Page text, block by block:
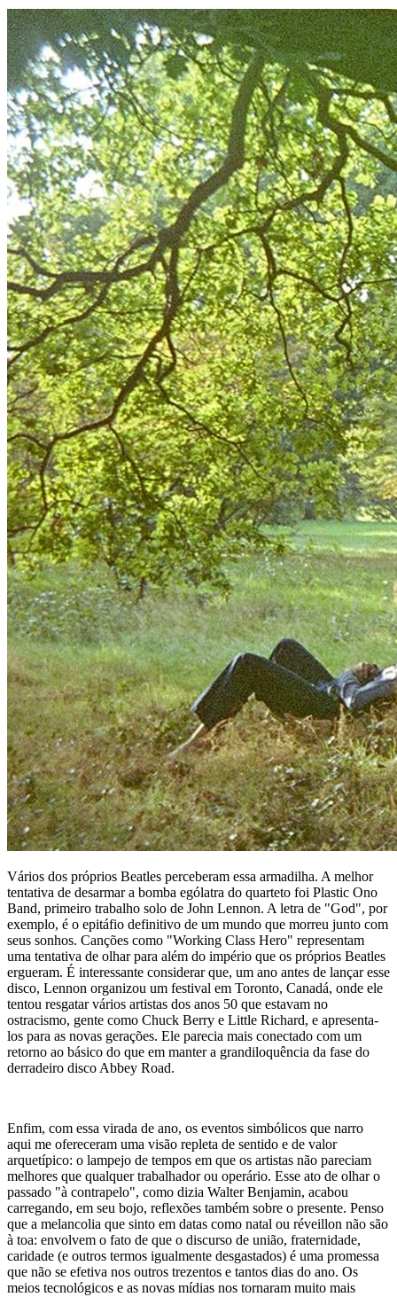
Vários dos próprios Beatles perceberam essa armadilha. A melhor
tentativa de desarmar a bomba ególatra do quarteto foi Plastic Ono
Band, primeiro trabalho solo de John Lennon. A letra de "God", por
exemplo, é o epitáfio definitivo de um mundo que morreu junto com
seus sonhos. Canções como "Working Class Hero" representam
uma tentativa de olhar para além do império que os próprios Beatles
ergueram. É interessante considerar que, um ano antes de lançar esse
disco, Lennon organizou um festival em Toronto, Canadá, onde ele
tentou resgatar vários artistas dos anos 50 que estavam no
ostracismo, gente como Chuck Berry e Little Richard, e apresenta-
los para as novas gerações. Ele parecia mais conectado com um
retorno ao básico do que em manter a grandiloquência da fase do
derradeiro disco Abbey Road.
Enfim, com essa virada de ano, os eventos simbólicos que narro
aqui me ofereceram uma visão repleta de sentido e de valor
arquetípico: o lampejo de tempos em que os artistas não pareciam
melhores que qualquer trabalhador ou operário. Esse ato de olhar o
passado "à contrapelo", como dizia Walter Benjamin, acabou
carregando, em seu bojo, reflexões também sobre o presente. Penso
que a melancolia que sinto em datas como natal ou réveillon não são
à toa: envolvem o fato de que o discurso de união, fraternidade,
caridade (e outros termos igualmente desgastados) é uma promessa
que não se efetiva nos outros trezentos e tantos dias do ano. Os
meios tecnológicos e as novas mídias nos tornaram muito mais